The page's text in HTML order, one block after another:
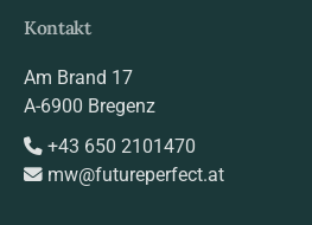
Kontakt
Am Brand 17
A-6900 Bregenz
+43 650 2101470
mw@futureperfect.at